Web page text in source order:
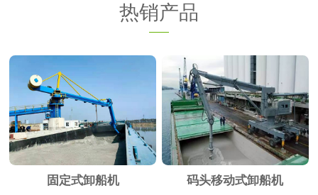
热销产品
固定式卸船机 码头移动式卸船机